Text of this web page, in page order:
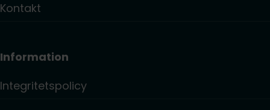
Kontakt
Information
Integritetspolicy